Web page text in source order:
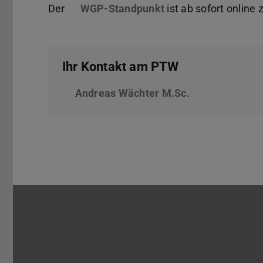
Der WGP-Standpunkt (PDF-Datei)
(wird in neuem Tab
ist ab sofort online
Ihr Kontakt am PTW
Andreas Wächter M.Sc.